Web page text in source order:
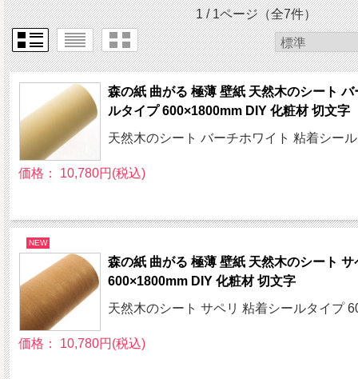
1 / 1ページ（全7件）
森の紙 曲がる 極薄 壁紙 天然木のシート
ルタイプ 600×1800mm DIY 化粧材 切文字
天然木のシート バーチホワイト 粘着シー
価格： 10,780円(税込)
NEW
森の紙 曲がる 極薄 壁紙 天然木のシート
600×1800mm DIY 化粧材 切文字
天然木のシート サペリ 粘着シールタイプ
価格： 10,780円(税込)